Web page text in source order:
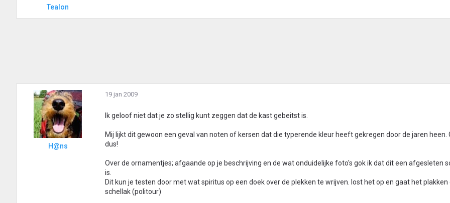
Tealon
H@ns
19 jan 2009
Ik geloof niet dat je zo stellig kunt zeggen dat de kast gebeitst is.
Mij lijkt dit gewoon een geval van noten of kersen dat die typerende kleur heeft gekregen door de jaren heen.
dus!
Over de ornamentjes; afgaande op je beschrijving en de wat onduidelijke foto's gok ik dat dit een afgesleten
is.
Dit kun je testen door met wat spiritus op een doek over de plekken te wrijven. lost het op en gaat het plakken
schellak (politour)